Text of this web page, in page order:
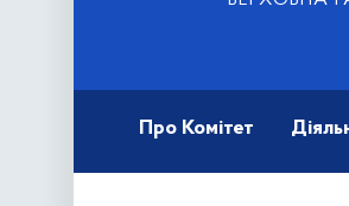
Про Комітет